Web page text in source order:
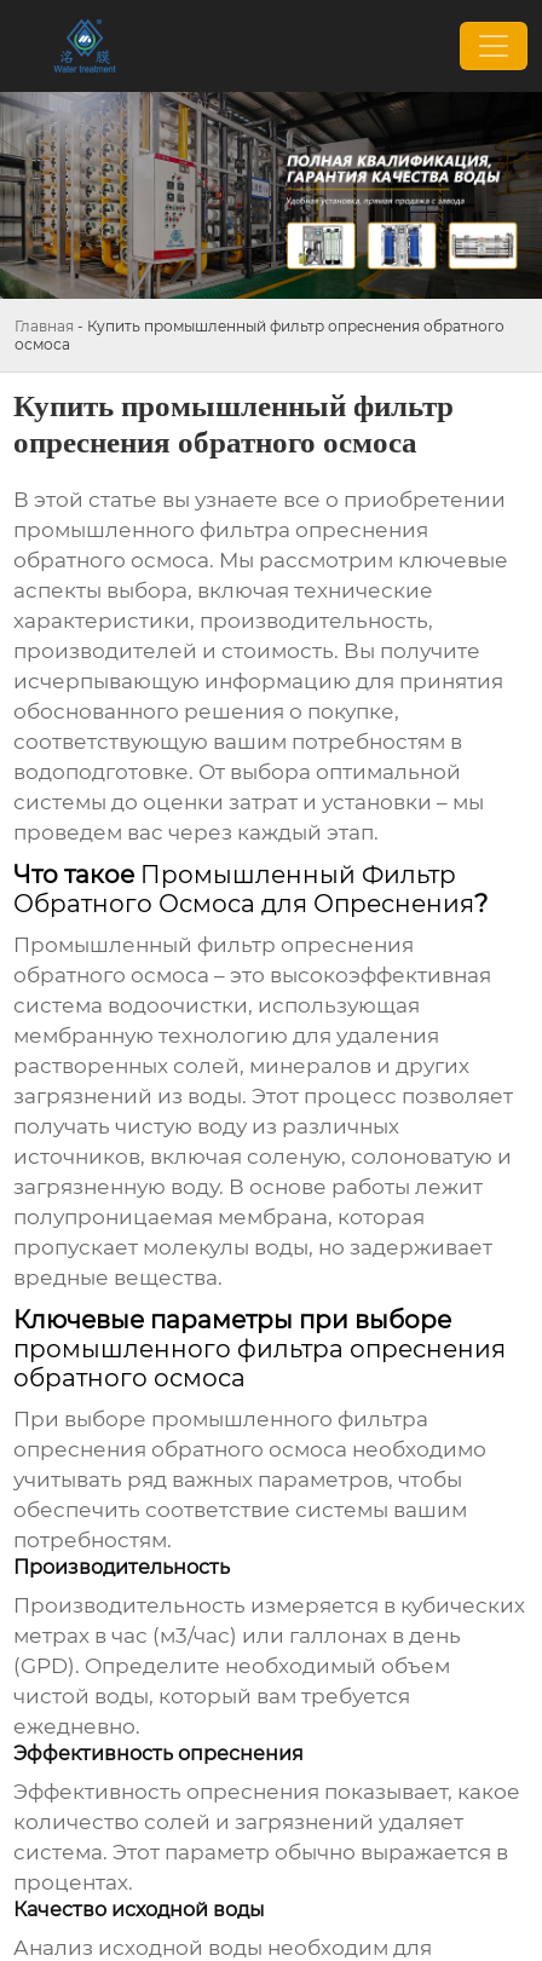
Главная - Купить промышленный фильтр опреснения обратного
осмоса
Купить промышленный фильтр
опреснения обратного осмоса
В этой статье вы узнаете все о приобретении
промышленного фильтра опреснения
обратного осмоса. Мы рассмотрим ключевые
аспекты выбора, включая технические
характеристики, производительность,
производителей и стоимость. Вы получите
исчерпывающую информацию для принятия
обоснованного решения о покупке,
соответствующую вашим потребностям в
водоподготовке. От выбора оптимальной
системы до оценки затрат и установки – мы
проведем вас через каждый этап.
Что такое Промышленный Фильтр
Обратного Осмоса для Опреснения?
Промышленный фильтр опреснения
обратного осмоса – это высокоэффективная
система водоочистки, использующая
мембранную технологию для удаления
растворенных солей, минералов и других
загрязнений из воды. Этот процесс позволяет
получать чистую воду из различных
источников, включая соленую, солоноватую и
загрязненную воду. В основе работы лежит
полупроницаемая мембрана, которая
пропускает молекулы воды, но задерживает
вредные вещества.
Ключевые параметры при выборе
промышленного фильтра опреснения
обратного осмоса
При выборе промышленного фильтра
опреснения обратного осмоса необходимо
учитывать ряд важных параметров, чтобы
обеспечить соответствие системы вашим
потребностям.
Производительность
Производительность измеряется в кубических
метрах в час (м3/час) или галлонах в день
(GPD). Определите необходимый объем
чистой воды, который вам требуется
ежедневно.
Эффективность опреснения
Эффективность опреснения показывает, какое
количество солей и загрязнений удаляет
система. Этот параметр обычно выражается в
процентах.
Качество исходной воды
Анализ исходной воды необходим для